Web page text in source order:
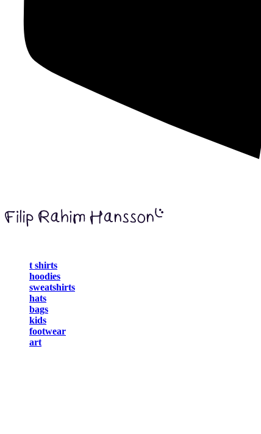
t shirts
hoodies
sweatshirts
hats
bags
kids
footwear
art